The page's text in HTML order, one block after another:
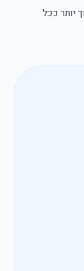
יותר ככל